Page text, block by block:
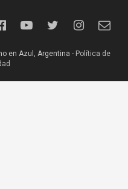
en Azul, Argentina - Política de